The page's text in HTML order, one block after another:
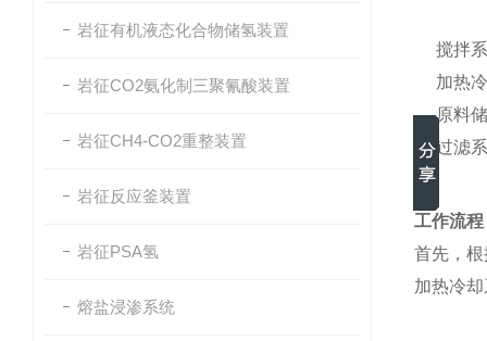
岩征有机液态化合物储氢装置
岩征CO2氨化制三聚氰酸装置
岩征CH4-CO2重整装置
岩征反应釜装置
岩征PSA氢
熔盐浸渗系统
搅拌
加热
原料
过滤
工作流程
首先，
加热冷